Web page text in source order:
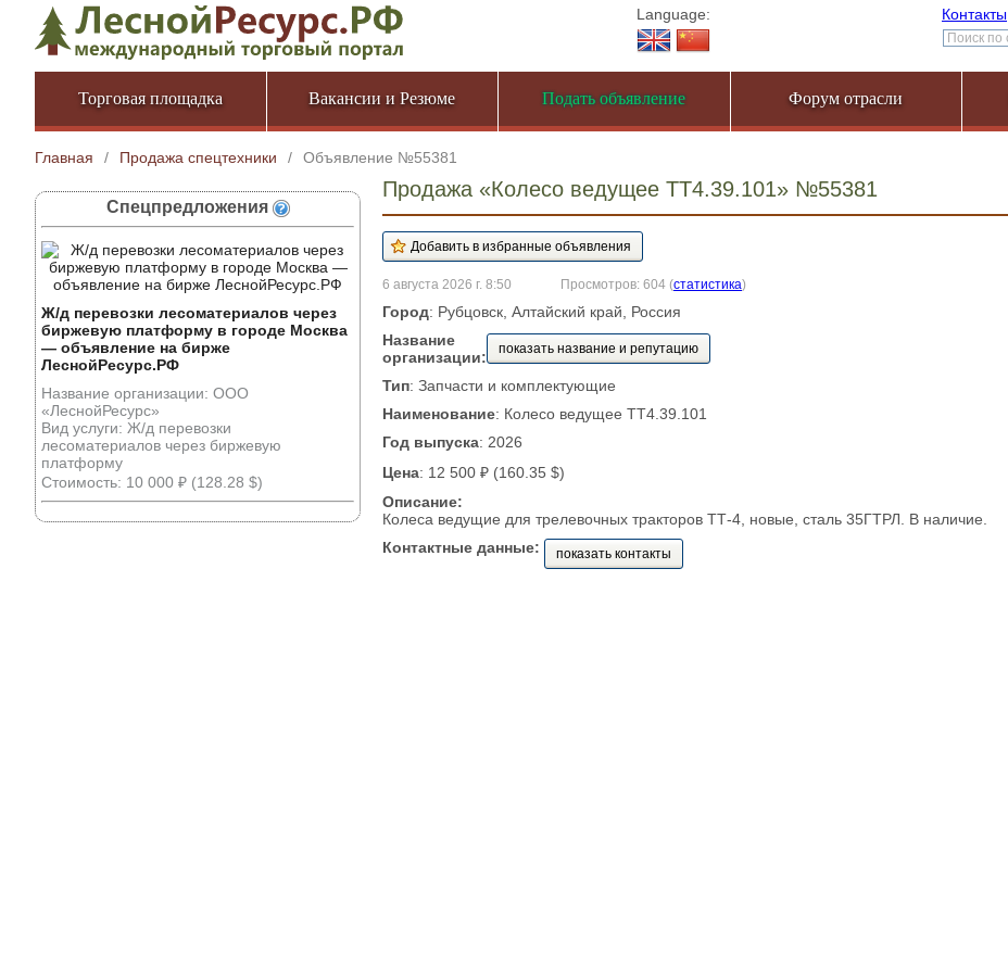
Language: Контакты
Торговая площадка Вакансии и Резюме Подать объявление Форум отрасли
Главная / Продажа спецтехники / Объявление №55381
Спецпредложения
Ж/д перевозки лесоматериалов через
биржевую платформу в городе Москва
— объявление на бирже
ЛеснойРесурс.РФ
Название организации: ООО
«ЛеснойРесурс»
Вид услуги: Ж/д перевозки
лесоматериалов через биржевую
платформу
Стоимость: 10 000 ₽ (128.28 $)
Продажа «Колесо ведущее ТТ4.39.101» №55381
6 августа 2026 г. 8:50 Просмотров: 604 (статистика)
Город: Рубцовск, Алтайский край, Россия
Название
организации:
показать название и репутацию
Тип: Запчасти и комплектующие
Наименование: Колесо ведущее ТТ4.39.101
Год выпуска: 2026
Цена: 12 500 ₽ (160.35 $)
Описание:
Колеса ведущие для трелевочных тракторов ТТ-4, новые, сталь 35ГТРЛ. В наличие.
Контактные данные:
показать контакты